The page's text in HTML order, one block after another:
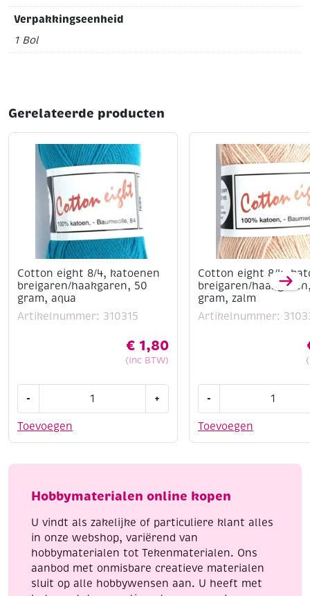
Verpakkingseenheid
1 Bol
Gerelateerde producten
Cotton eight 8/4, katoenen
breigaren/haakgaren, 50
gram, aqua
Artikelnummer: 310315
€ 1,80
(Inc BTW)
Toevoegen
-
8/4,
50
aqua
+
Cotton eight 8/4,
breigaren/
gram, zalm
Artikelnummer:
Toevoegen
-
8/4,
50
zalm
Hobbymaterialen online kopen
U vindt als zakelijke of particuliere klant alles
in onze webshop, variërend van
hobbymaterialen tot Tekenmaterialen. Ons
aanbod met onmisbare creatieve materialen
sluit op alle hobbywensen aan. U heeft met